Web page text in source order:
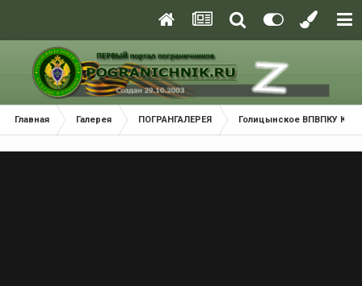
Главная Галерея ПОГРАНГАЛЕРЕЯ Голицынское ВПВПКУ